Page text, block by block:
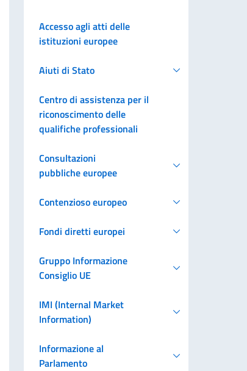
Accesso agli atti delle
istituzioni europee
Aiuti di Stato
Centro di assistenza per il
riconoscimento delle
qualifiche professionali
Consultazioni
pubbliche europee
Contenzioso europeo
Fondi diretti europei
Gruppo Informazione
Consiglio UE
IMI (Internal Market
Information)
Informazione al
Parlamento